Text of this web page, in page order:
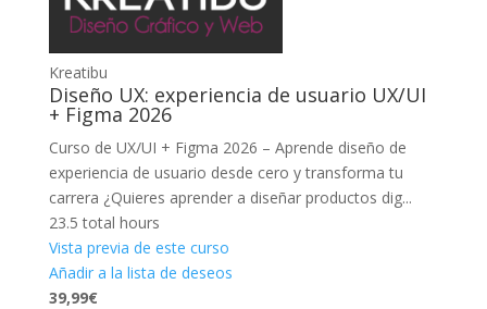
Kreatibu
Diseño UX: experiencia de usuario UX/UI
+ Figma 2026
Curso de UX/UI + Figma 2026 – Aprende diseño de
experiencia de usuario desde cero y transforma tu
carrera ¿Quieres aprender a diseñar productos dig...
23.5 total hours
Vista previa de este curso
Añadir a la lista de deseos
39,99€